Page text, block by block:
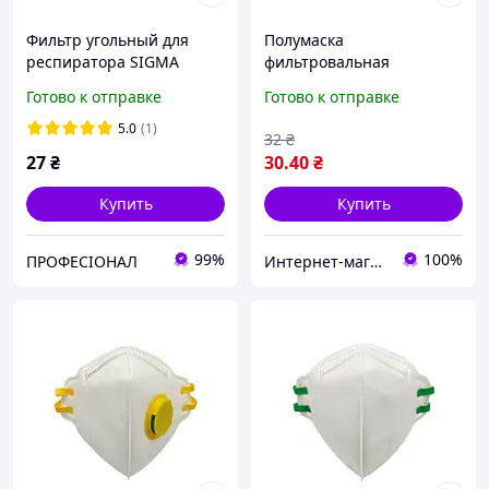
Фильтр угольный для
респиратора SIGMA
Готово к отправке
5.0 (1)
27₴
Купить
ПРОФЕСІОНАЛ 99%
Полумаска
фильтровальная
с клапаном Sigma
Готово к отправке
30.40₴
32 ₴
Купить
Интернет-магазин инструментов "R-Tools" 100%